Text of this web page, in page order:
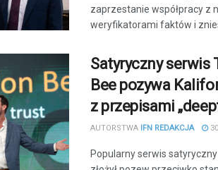
zaprzestanie współpracy z
weryfikatorami faktów i
Satyryczny serwis
Bee pozywa
z przepisami
AUTORSTWA IFN REDAKCJA
Popularny serwis